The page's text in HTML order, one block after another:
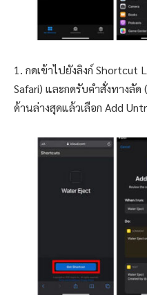
1. กดเข้าไปยังลิงก์ Shortcut
Safari) และกดรับคำสั่งทางลั
ด้านล่างสุดแล้วเลือก Add